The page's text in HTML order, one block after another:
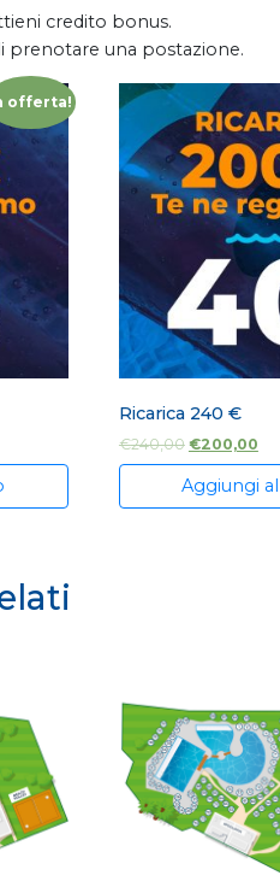
credito bonus.
prenotare una postazione.
offerta!
Ricarica 240 €
€240,00 €200,00
Aggiungi